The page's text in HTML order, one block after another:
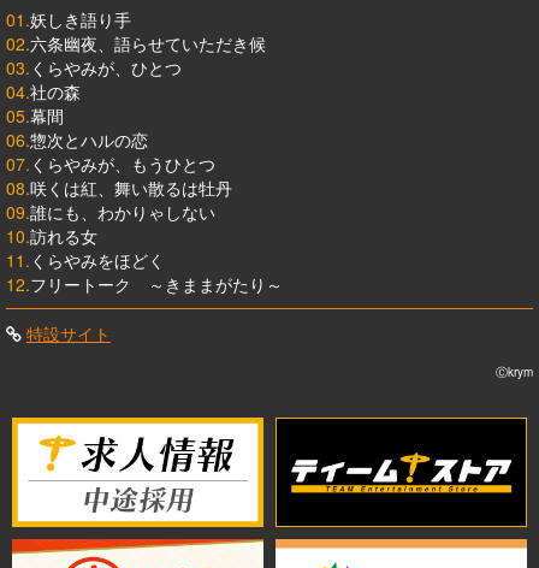
01.妖しき語り手
02.六条幽夜、語らせていただき候
03. くらやみが、ひとつ
04.社の森
05.幕間
06.惣次とハルの恋
07. くらやみが、もうひとつ
08.咲くは紅、舞い散るは牡丹
09.誰にも、わかりゃしない
10.訪れる女
11. くらやみをほどく
12.フリートーク ～きままがたり～
特設サイト
Ⓒkrym